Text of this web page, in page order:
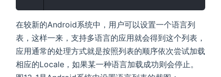
在较新的Android系统中，用户可以设置一个语言列
表，这样一来，支持多语言的应用就会得到这个列表，
应用通常的处理方式就是按照列表的顺序依次尝试加载
相应的Locale，如果某一种语言加载成功则会停止。